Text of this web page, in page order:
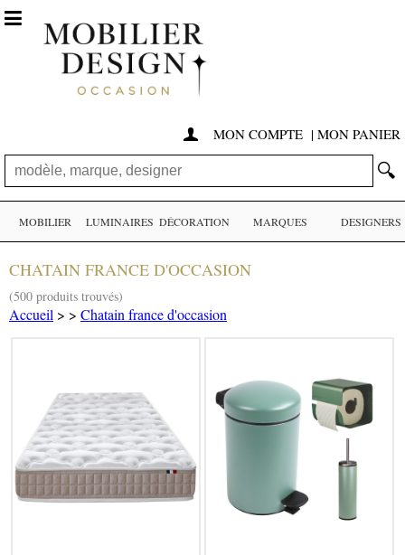
 MON COMPTE | MON PANIER
🔍

MOBILIER LUMINAIRES DÉCORATION MARQUES DESIGNERS
CHATAIN FRANCE D'OCCASION
(500 produits trouvés)
Accueil > > Chatain france d'occasion